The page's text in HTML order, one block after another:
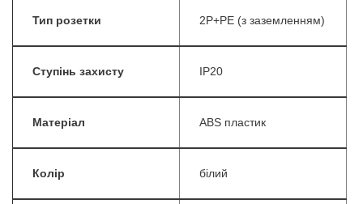
Тип розетки 2P+PE (з заземленням)
Ступінь захисту IP20
Матеріал ABS пластик
Колір білий